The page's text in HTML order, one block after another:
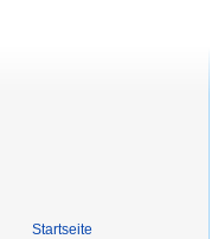
Startseite